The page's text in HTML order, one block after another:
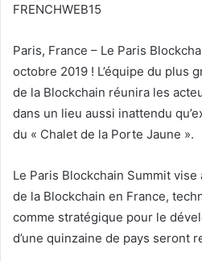
FRENCHWEB15
Paris, France – Le Paris
octobre 2019 ! L’équipe du plus
de la Blockchain réunira les
dans un lieu aussi inattendu
du « Chalet de la Porte Jaune ».
Le Paris Blockchain Summit vise
de la Blockchain en France,
comme stratégique pour le
d’une quinzaine de pays seront